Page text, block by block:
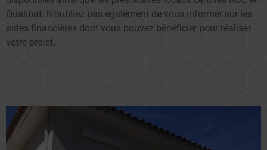
Qualibat. N’oubliez pas également de vous informer sur les
aides financières dont vous pouvez bénéficier pour réaliser
votre projet.